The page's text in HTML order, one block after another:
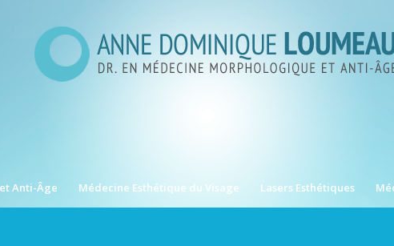
Anti-Âge Médecine Esthétique du Visage Lasers Esthétiques